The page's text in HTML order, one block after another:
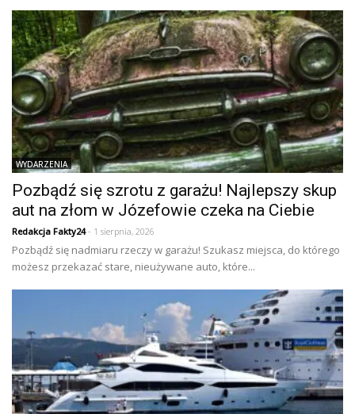
WYDARZENIA
Pozbądź się szrotu z garażu! Najlepszy skup
aut na złom w Józefowie czeka na Ciebie
Redakcja Fakty24- 1 sierpnia, 2026
Pozbądź się nadmiaru rzeczy w garażu! Szukasz miejsca, do którego
możesz przekazać stare, nieużywane auto, które...